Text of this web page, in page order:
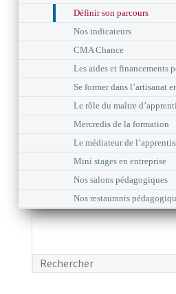
Définir son parcours
Nos indicateurs
CMA Chance
Les aides et financements
Se former dans l’artisanat
Le rôle du maître
Mercredis de la formation
Le médiateur de
Mini stages en entreprise
Nos salons pédagogiques
Nos restaurants